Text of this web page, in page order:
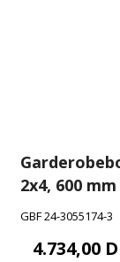
2x4, 600 mm
GBF 24-3055174-3
4.734,00